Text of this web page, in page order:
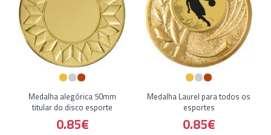
Medalha alegórica 50mm
titular do disco esporte
0.85€
Medalha Laurel para todos os
esportes
0.85€